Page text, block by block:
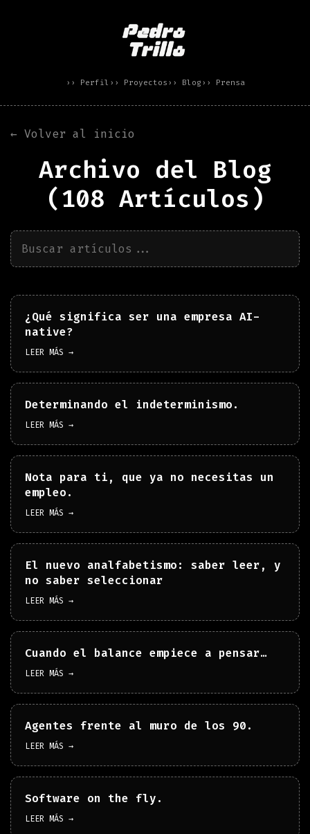
›› Perfil ›› Proyectos ›› Blog ›› Prensa
← Volver al inicio
Archivo del Blog
(108 Artículos)
¿Qué significa ser una empresa AI-
native?
LEER MÁS →
Determinando el indeterminismo.
LEER MÁS →
Nota para ti, que ya no necesitas un
empleo.
LEER MÁS →
El nuevo analfabetismo: saber leer, y
no saber seleccionar
LEER MÁS →
Cuando el balance empiece a pensar…
LEER MÁS →
Agentes frente al muro de los 90.
LEER MÁS →
Software on the fly.
LEER MÁS →